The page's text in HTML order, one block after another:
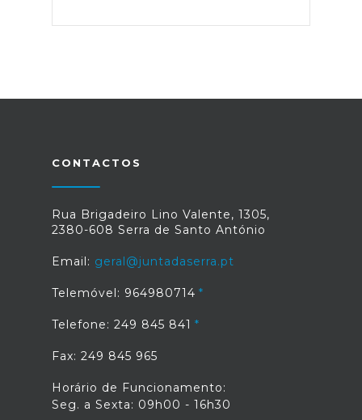
CONTACTOS
Rua Brigadeiro Lino Valente, 1305,
2380-608 Serra de Santo António
Email: geral@juntadaserra.pt
Telemóvel: 964980714
Telefone: 249 845 841
Fax: 249 845 965
Horário de Funcionamento:
Seg. a Sexta: 09h00 - 16h30